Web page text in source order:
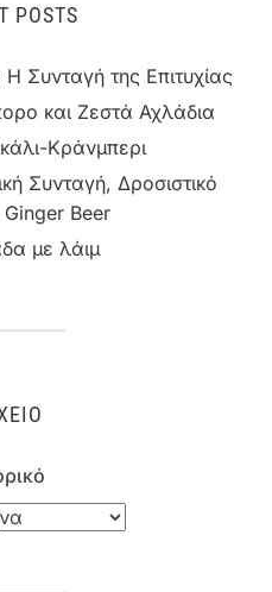
POSTS
Συνταγή της Επιτυχίας
και Ζεστά Αχλάδια
Κράνμπερι
Συνταγή, Δροσιστικό
Ginger Beer
με λάιμ